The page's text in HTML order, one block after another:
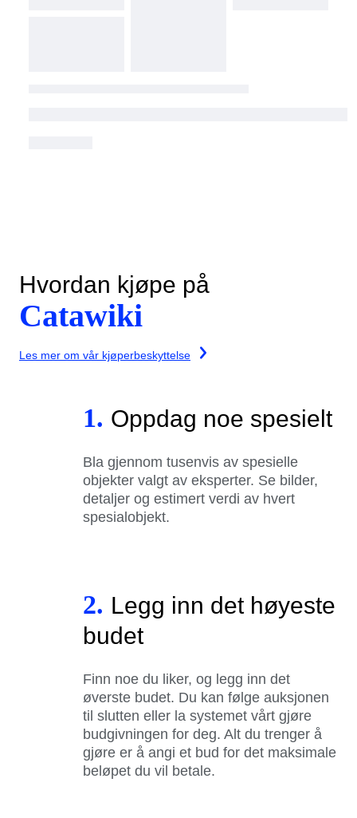
Hvordan kjøpe på
Catawiki
Les mer om vår kjøperbeskyttelse
1. Oppdag noe spesielt
Bla gjennom tusenvis av spesielle
objekter valgt av eksperter. Se bilder,
detaljer og estimert verdi av hvert
spesialobjekt.
2. Legg inn det høyeste
budet
Finn noe du liker, og legg inn det
øverste budet. Du kan følge auksjonen
til slutten eller la systemet vårt gjøre
budgivningen for deg. Alt du trenger å
gjøre er å angi et bud for det maksimale
beløpet du vil betale.